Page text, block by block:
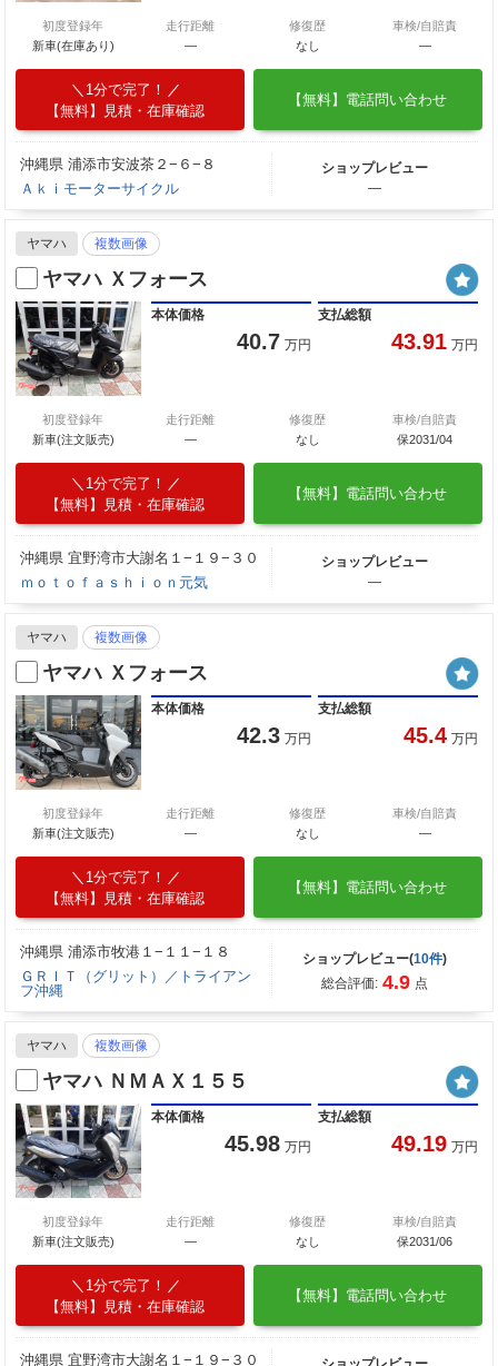
初度登録年
新車(在庫あり)
走行距離
―
修復歴
なし
車検/自賠責
―
1分で完了！
【無料】見積・在庫確認
【無料】電話問い合わせ
沖縄県 浦添市安波茶２−６−８
Ａｋｉモーターサイクル
ショップレビュー
―
ヤマハ 複数画像
ヤマハ Ｘフォース
本体価格
40.7 万円
支払総額
43.91 万円
初度登録年
新車(注文販売)
走行距離
―
修復歴
なし
車検/自賠責
保2031/04
1分で完了！
【無料】見積・在庫確認
【無料】電話問い合わせ
沖縄県 宜野湾市大謝名１−１９−３０
ｍｏｔｏｆａｓｈｉｏｎ元気
ショップレビュー
―
ヤマハ 複数画像
ヤマハ Ｘフォース
本体価格
42.3 万円
支払総額
45.4 万円
初度登録年
新車(注文販売)
走行距離
―
修復歴
なし
車検/自賠責
―
1分で完了！
【無料】見積・在庫確認
【無料】電話問い合わせ
沖縄県 浦添市牧港１−１１−１８
ＧＲＩＴ（グリット）／トライアン
フ沖縄
ショップレビュー(10件)
総合評価: 4.9 点
ヤマハ 複数画像
ヤマハ ＮＭＡＸ１５５
本体価格
45.98 万円
支払総額
49.19 万円
初度登録年
新車(注文販売)
走行距離
―
修復歴
なし
車検/自賠責
保2031/06
1分で完了！
【無料】見積・在庫確認
【無料】電話問い合わせ
沖縄県 宜野湾市大謝名１−１９−３０